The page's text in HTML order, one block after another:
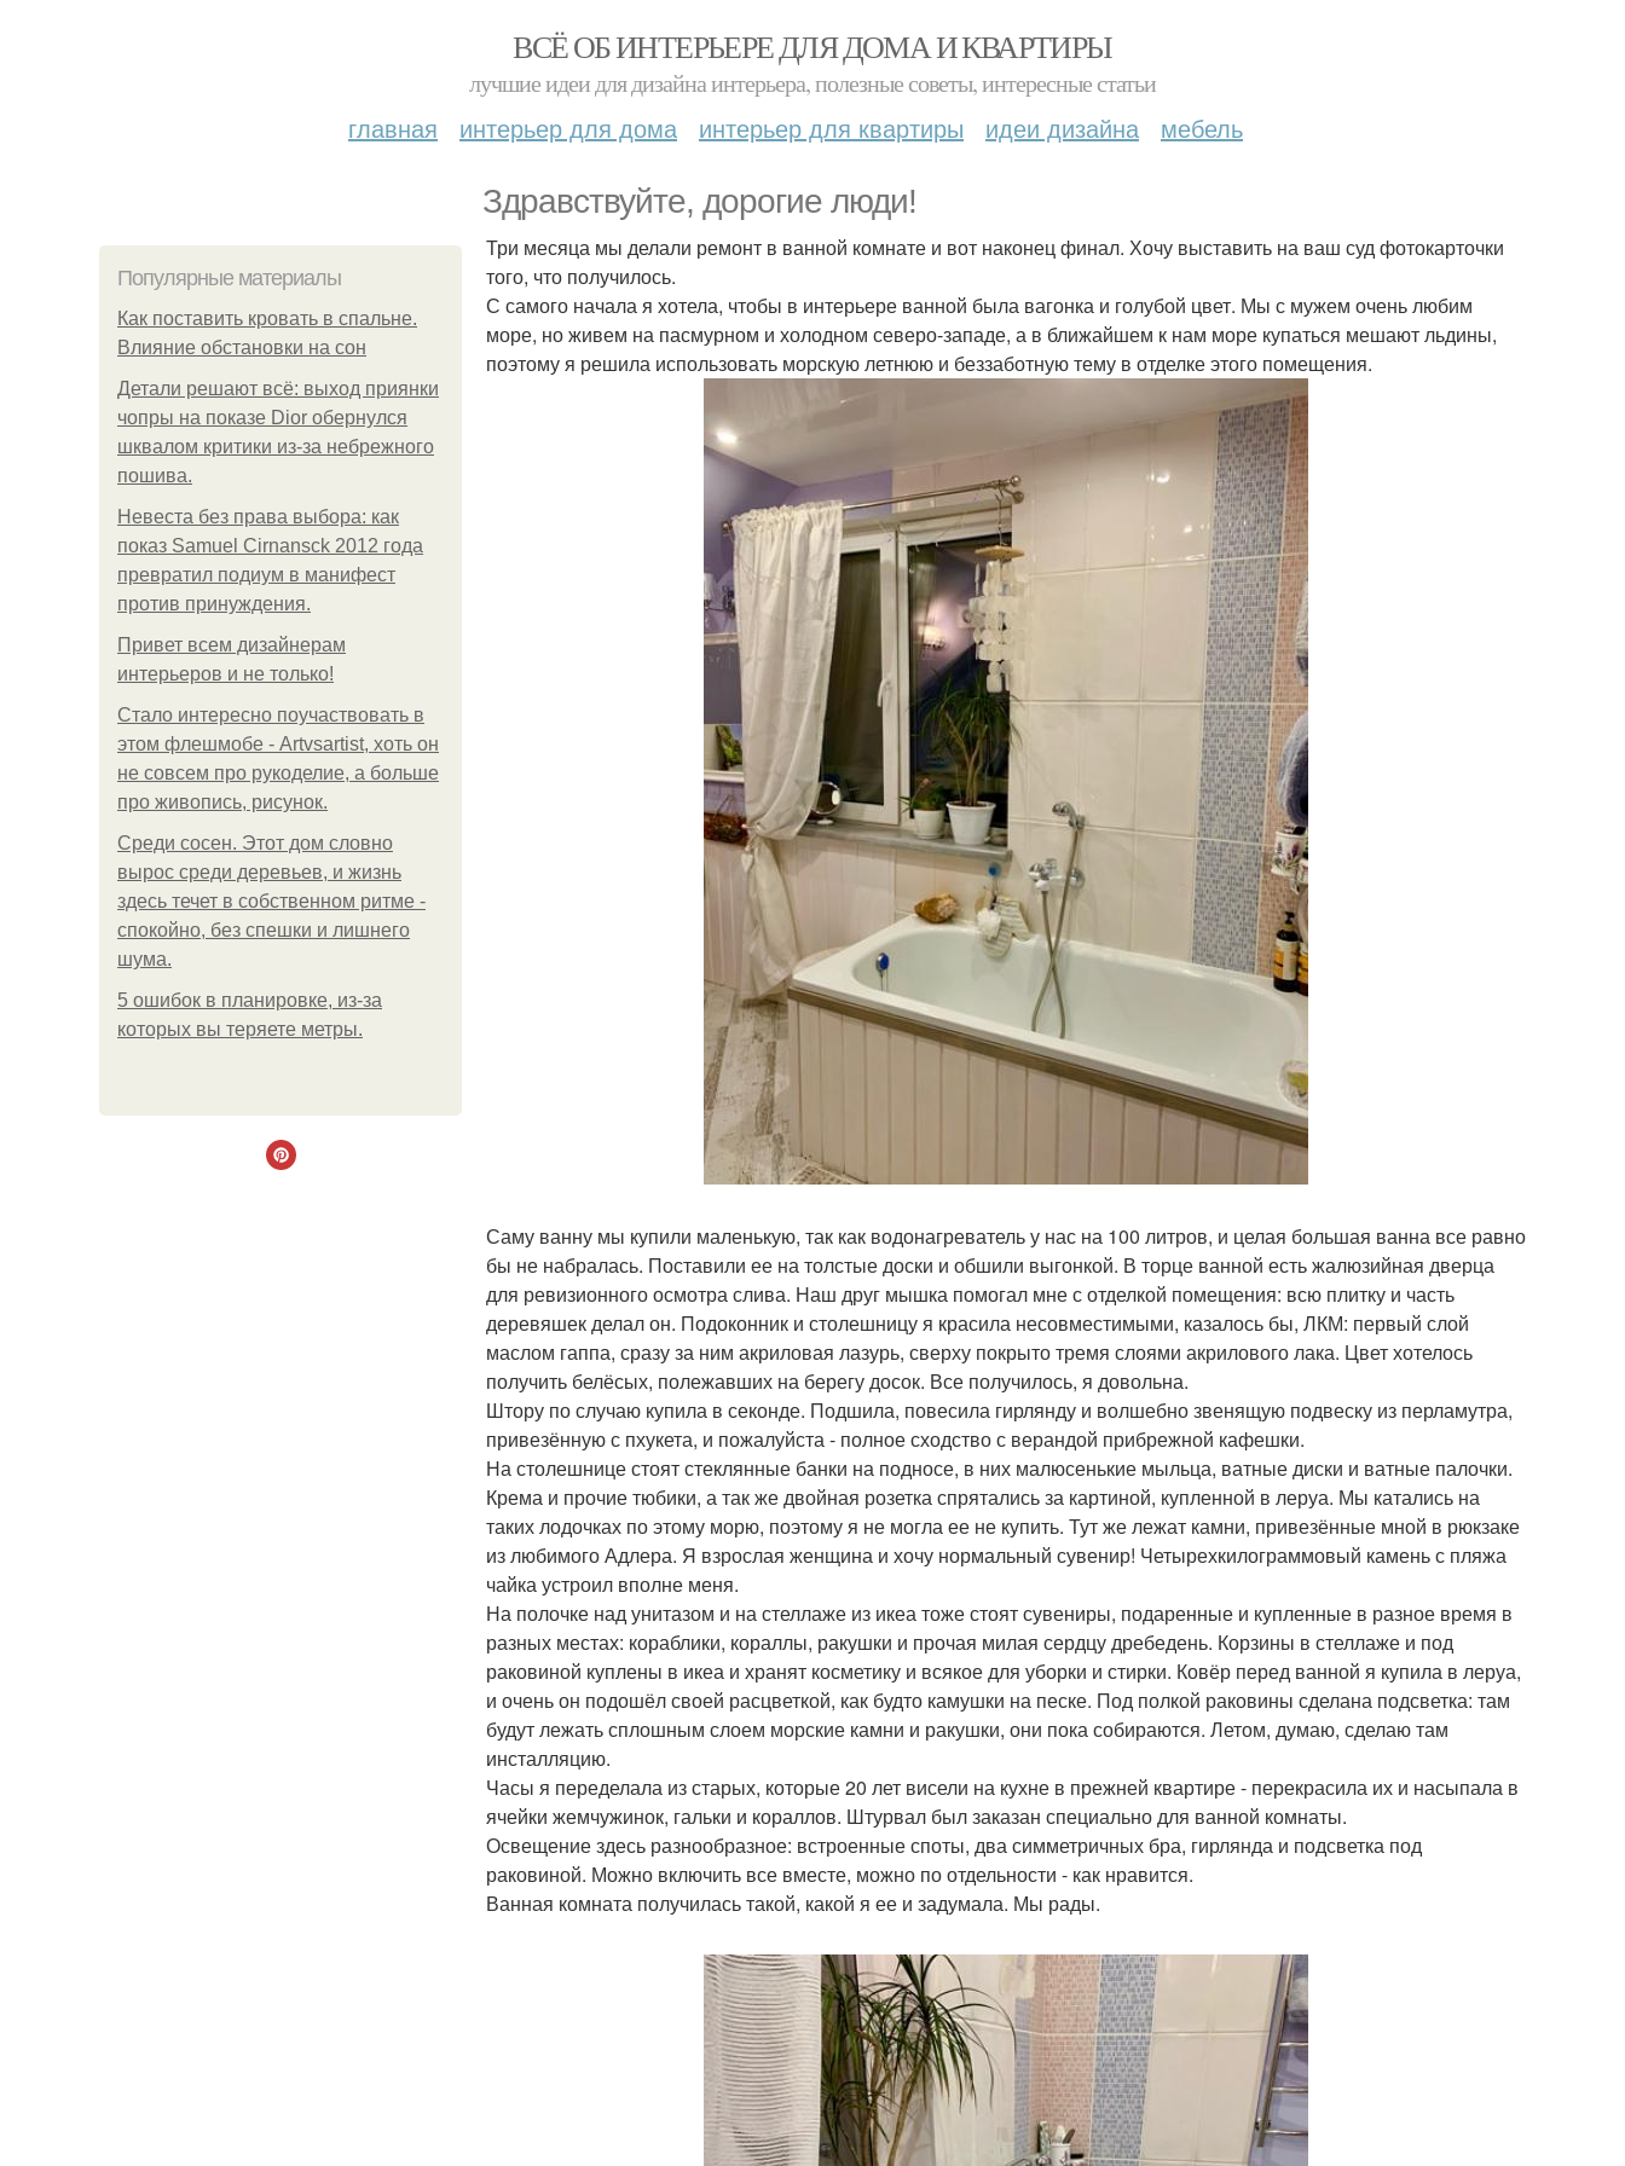
ВСЁ ОБ ИНТЕРЬЕРЕ ДЛЯ ДОМА И КВАРТИРЫ
лучшие идеи для дизайна интерьера, полезные советы, интересные статьи
главная интерьер для дома интерьер для квартиры идеи дизайна мебель
Здравствуйте, дорогие люди!
Популярные материалы
Как поставить кровать в спальне.
Влияние обстановки на сон
Детали решают всё: выход приянки
чопры на показе Dior обернулся
шквалом критики из-за небрежного
пошива.
Невеста без права выбора: как
показ Samuel Cirnansck 2012 года
превратил подиум в манифест
против принуждения.
Привет всем дизайнерам
интерьеров и не только!
Стало интересно поучаствовать в
этом флешмобе - Artvsartist, хоть он
не совсем про рукоделие, а больше
про живопись, рисунок.
Среди сосен. Этот дом словно
вырос среди деревьев, и жизнь
здесь течет в собственном ритме -
спокойно, без спешки и лишнего
шума.
5 ошибок в планировке, из-за
которых вы теряете метры.
Три месяца мы делали ремонт в ванной комнате и вот наконец финал. Хочу выставить на ваш суд фотокарточки
того, что получилось.
С самого начала я хотела, чтобы в интерьере ванной была вагонка и голубой цвет. Мы с мужем очень любим
море, но живем на пасмурном и холодном северо-западе, а в ближайшем к нам море купаться мешают льдины,
поэтому я решила использовать морскую летнюю и беззаботную тему в отделке этого помещения.
Саму ванну мы купили маленькую, так как водонагреватель у нас на 100 литров, и целая большая ванна все равно
бы не набралась. Поставили ее на толстые доски и обшили выгонкой. В торце ванной есть жалюзийная дверца
для ревизионного осмотра слива. Наш друг мышка помогал мне с отделкой помещения: всю плитку и часть
деревяшек делал он. Подоконник и столешницу я красила несовместимыми, казалось бы, ЛКМ: первый слой
маслом гаппа, сразу за ним акриловая лазурь, сверху покрыто тремя слоями акрилового лака. Цвет хотелось
получить белёсых, полежавших на берегу досок. Все получилось, я довольна.
Штору по случаю купила в секонде. Подшила, повесила гирлянду и волшебно звенящую подвеску из перламутра,
привезённую с пхукета, и пожалуйста - полное сходство с верандой прибрежной кафешки.
На столешнице стоят стеклянные банки на подносе, в них малюсенькие мыльца, ватные диски и ватные палочки.
Крема и прочие тюбики, а так же двойная розетка спрятались за картиной, купленной в леруа. Мы катались на
таких лодочках по этому морю, поэтому я не могла ее не купить. Тут же лежат камни, привезённые мной в рюкзаке
из любимого Адлера. Я взрослая женщина и хочу нормальный сувенир! Четырехкилограммовый камень с пляжа
чайка устроил вполне меня.
На полочке над унитазом и на стеллаже из икеа тоже стоят сувениры, подаренные и купленные в разное время в
разных местах: кораблики, кораллы, ракушки и прочая милая сердцу дребедень. Корзины в стеллаже и под
раковиной куплены в икеа и хранят косметику и всякое для уборки и стирки. Ковёр перед ванной я купила в леруа,
и очень он подошёл своей расцветкой, как будто камушки на песке. Под полкой раковины сделана подсветка: там
будут лежать сплошным слоем морские камни и ракушки, они пока собираются. Летом, думаю, сделаю там
инсталляцию.
Часы я переделала из старых, которые 20 лет висели на кухне в прежней квартире - перекрасила их и насыпала в
ячейки жемчужинок, гальки и кораллов. Штурвал был заказан специально для ванной комнаты.
Освещение здесь разнообразное: встроенные споты, два симметричных бра, гирлянда и подсветка под
раковиной. Можно включить все вместе, можно по отдельности - как нравится.
Ванная комната получилась такой, какой я ее и задумала. Мы рады.